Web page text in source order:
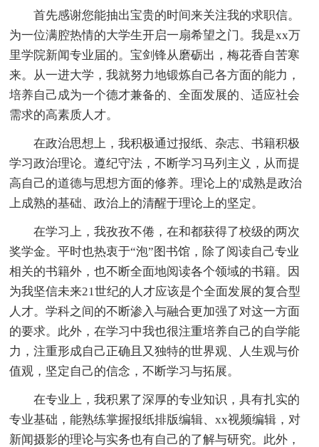
首先感谢您能抽出宝贵的时间来关注我的求职信。
为一位满腔热情的大学生开启一扇希望之门。我是xx万
里学院新闻专业届的。宝剑锋从磨砺出，梅花香自苦寒
来。从一进大学，我就努力地锻炼自己各方面的能力，
培养自己成为一个德才兼备的、全面发展的、适应社会
需求的高素质人才。
在政治思想上，我积极通过报纸、杂志、书籍积极
学习政治理论。遵纪守法，不断学习马列主义，从而提
高自己的道德与思想方面的修养。理论上的'成熟是政治
上成熟的基础、政治上的清醒于理论上的坚定。
在学习上，我孜孜不倦，在和都获得了校级的两次
奖学金。平时也热衷于“泡”图书馆，除了阅读自己专业
相关的书籍外，也不断全面地阅读各个领域的书籍。因
为我坚信未来21世纪的人才应该是个全面发展的复合型
人才。学科之间的不断渗入与融合更加强了对这一方面
的要求。此外，在学习中我也很注重培养自己的自学能
力，注重形成自己正确且又独特的世界观、人生观与价
值观，坚定自己的信念，不断学习与拓展。
在专业上，我积累了深厚的专业知识，具有扎实的
专业基础，能熟练掌握报纸排版编辑、xx视频编辑，对
新闻摄影的理论与实务也有自己的了解与研究。此外，